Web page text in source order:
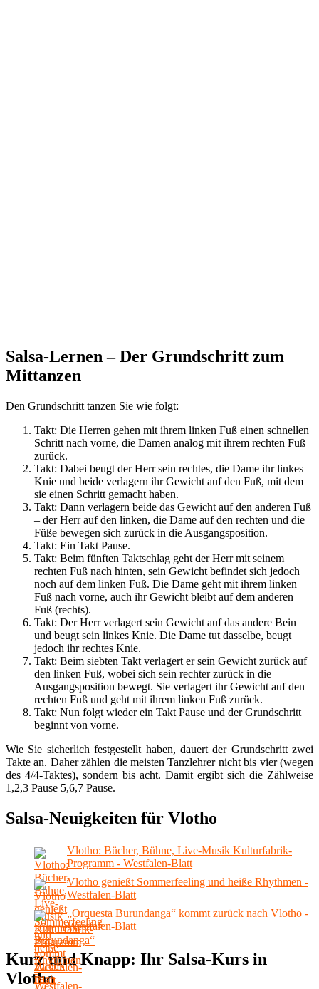
Salsa-Lernen – Der Grundschritt zum
Mittanzen
Den Grundschritt tanzen Sie wie folgt:
Takt: Die Herren gehen mit ihrem linken Fuß einen schnellen
Schritt nach vorne, die Damen analog mit ihrem rechten Fuß
zurück.
Takt: Dabei beugt der Herr sein rechtes, die Dame ihr linkes
Knie und beide verlagern ihr Gewicht auf den Fuß, mit dem
sie einen Schritt gemacht haben.
Takt: Dann verlagern beide das Gewicht auf den anderen Fuß
– der Herr auf den linken, die Dame auf den rechten und die
Füße bewegen sich zurück in die Ausgangsposition.
Takt: Ein Takt Pause.
Takt: Beim fünften Taktschlag geht der Herr mit seinem
rechten Fuß nach hinten, sein Gewicht befindet sich jedoch
noch auf dem linken Fuß. Die Dame geht mit ihrem linken
Fuß nach vorne, auch ihr Gewicht bleibt auf dem anderen
Fuß (rechts).
Takt: Der Herr verlagert sein Gewicht auf das andere Bein
und beugt sein linkes Knie. Die Dame tut dasselbe, beugt
jedoch ihr rechtes Knie.
Takt: Beim siebten Takt verlagert er sein Gewicht zurück auf
den linken Fuß, wobei sich sein rechter zurück in die
Ausgangsposition bewegt. Sie verlagert ihr Gewicht auf den
rechten Fuß und geht mit ihrem linken Fuß zurück.
Takt: Nun folgt wieder ein Takt Pause und der Grundschritt
beginnt von vorne.
Wie Sie sicherlich festgestellt haben, dauert der Grundschritt zwei
Takte an. Daher zählen die meisten Tanzlehrer nicht bis vier (wegen
des 4/4-Taktes), sondern bis acht. Damit ergibt sich die Zählweise
1,2,3 Pause 5,6,7 Pause.
Salsa-Neuigkeiten für Vlotho
Vlotho: Bücher, Bühne, Live-Musik Kulturfabrik-
Programm - Westfalen-Blatt
Vlotho genießt Sommerfeeling und heiße Rhythmen -
Westfalen-Blatt
„Orquesta Burundanga“ kommt zurück nach Vlotho -
Westfalen-Blatt
Kurz und Knapp: Ihr Salsa-Kurs in
Vlotho